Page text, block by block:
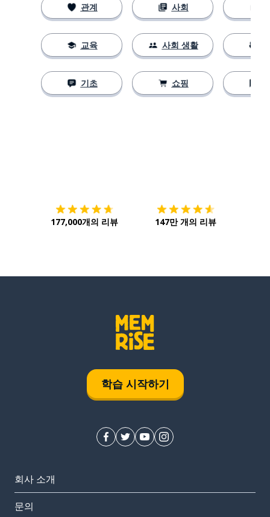
관계
교육
기초
사회
사회 생활
쇼핑
177,000개의 리뷰 147만 개의 리뷰
학습 시작하기
회사 소개
문의